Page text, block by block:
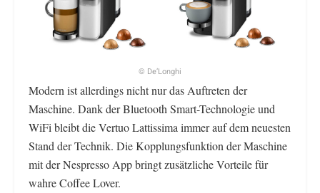
© De’Longhi
Modern ist allerdings nicht nur das Auftreten der
Maschine. Dank der Bluetooth Smart-Technologie und
WiFi bleibt die Vertuo Lattissima immer auf dem neuesten
Stand der Technik. Die Kopplungsfunktion der Maschine
mit der Nespresso App bringt zusätzliche Vorteile für
wahre Coffee Lover.